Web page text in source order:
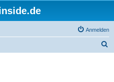
Anmelden